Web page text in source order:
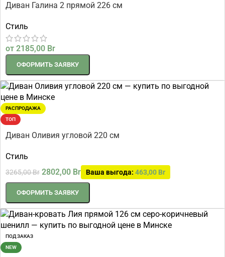
Диван Галина 2 прямой 226 см
Стиль
от 2185,00 Br
ОФОРМИТЬ ЗАЯВКУ
РАСПРОДАЖА
ТОП
Диван Оливия угловой 220 см
Стиль
3265,00Br 2802,00 Br Ваша выгода: 463,00 Br
ОФОРМИТЬ ЗАЯВКУ
ПОД ЗАКАЗ
NEW